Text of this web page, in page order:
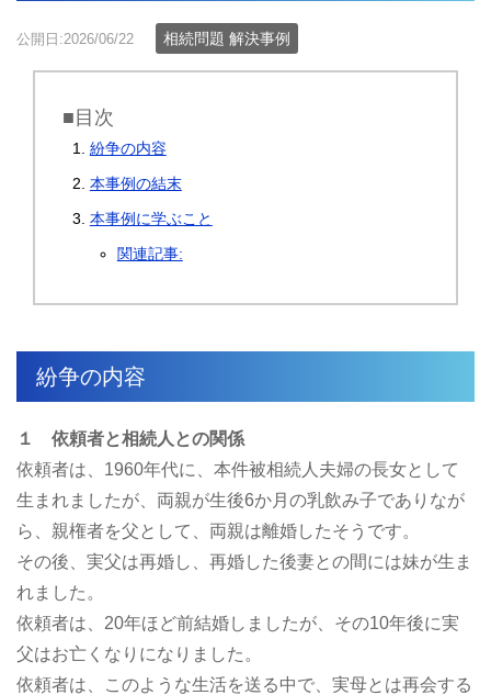
公開日:2026/06/22 相続問題 解決事例
■目次
紛争の内容
本事例の結末
本事例に学ぶこと
関連記事:
紛争の内容
１ 依頼者と相続人との関係
依頼者は、1960年代に、本件被相続人夫婦の長女として
生まれましたが、両親が生後6か月の乳飲み子でありなが
ら、親権者を父として、両親は離婚したそうです。
その後、実父は再婚し、再婚した後妻との間には妹が生ま
れました。
依頼者は、20年ほど前結婚しましたが、その10年後に実
父はお亡くなりになりました。
依頼者は、このような生活を送る中で、実母とは再会する